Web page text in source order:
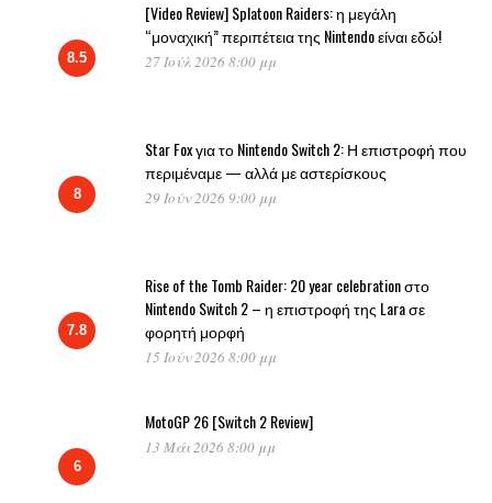
8.5
[Video Review] Splatoon Raiders: η μεγάλη
“μοναχική” περιπέτεια της Nintendo είναι εδώ!
27 Ιούλ 2026 8:00 μμ
8
Star Fox για το Nintendo Switch 2: Η επιστροφή που
περιμέναμε — αλλά με αστερίσκους
29 Ιούν 2026 9:00 μμ
7.8
Rise of the Tomb Raider: 20 year celebration στο
Nintendo Switch 2 – η επιστροφή της Lara σε
φορητή μορφή
15 Ιούν 2026 8:00 μμ
6
MotoGP 26 [Switch 2 Review]
13 Μάι 2026 8:00 μμ